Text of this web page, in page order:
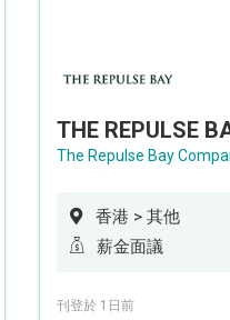
The Repulse Bay
香港 > 其他
薪金面議
刊登於 1日前